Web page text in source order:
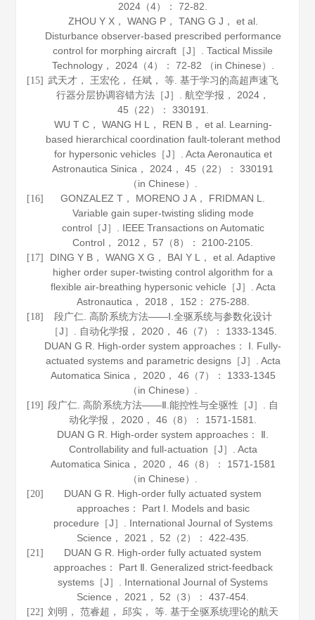
2024 （4）： 72-82.
ZHOU Y X， WANG P， TANG G J， et al.
Disturbance observer-based prescribed performance
control for morphing aircraft［J］.Tactical Missile
Technology， 2024（4）： 72-82 （in Chinese）.
[15] 武天才， 王宏伦， 任斌， 等. 基于学习的高超声速飞
行器分层协调容错方法［J］.航空学报 ， 2024 ，
45 （22）： 330191.
WU T C， WANG H L， REN B， et al. Learning-
based hierarchical coordination fault-tolerant method
for hypersonic vehicles［J］. Acta Aeronautica et
Astronautica Sinica ， 2024 ，45 （22）： 330191
（in Chinese）.
[16]
GONZALEZ T， MORENO J A， FRIDMAN L.
Variable gain super-twisting sliding mode
control［J］. IEEE Transactions on Automatic
Control ， 2012 ， 57 （8）： 2100-2105.
[17]
DING Y B， WANG X G， BAI Y L， et al. Adaptive
higher order super-twisting control algorithm for a
flexible air-breathing hypersonic vehicle［J］. Acta
Astronautica ， 2018 ， 152 ： 275-288.
[18]
段广仁. 高阶系统方法——Ⅰ.全驱系统与参数化设计
［J］.
自动化学报 ， 2020， 46 （7）： 1333-1345.
DUAN G R. High-order system approaches： Ⅰ. Fully-
actuated systems and parametric designs［J］. Acta
Automatica Sinica ， 2020， 46 （7）： 1333-1345
（in Chinese）.
[19] 段广仁. 高阶系统方法——Ⅱ.能控性与全驱性［J］.
自
动化学报 ， 2020 ，46 （8）： 1571-1581.
DUAN G R. High-order system approaches： Ⅱ.
Controllability and full-actuation［J］. Acta
Automatica Sinica ， 2020， 46 （8）： 1571-1581
（in Chinese）.
[20]
DUAN G R. High-order fully actuated system
approaches： Part I. Models and basic
procedure［J］. International Journal of Systems
Science ， 2021 ， 52 （2）： 422-435.
[21]
DUAN G R. High-order fully actuated system
approaches： Part Ⅱ. Generalized strict-feedback
systems［J］. International Journal of Systems
Science ， 2021 ， 52 （3）： 437-454.
[22] 刘明， 范睿超， 邱实， 等. 基于全驱系统理论的航天